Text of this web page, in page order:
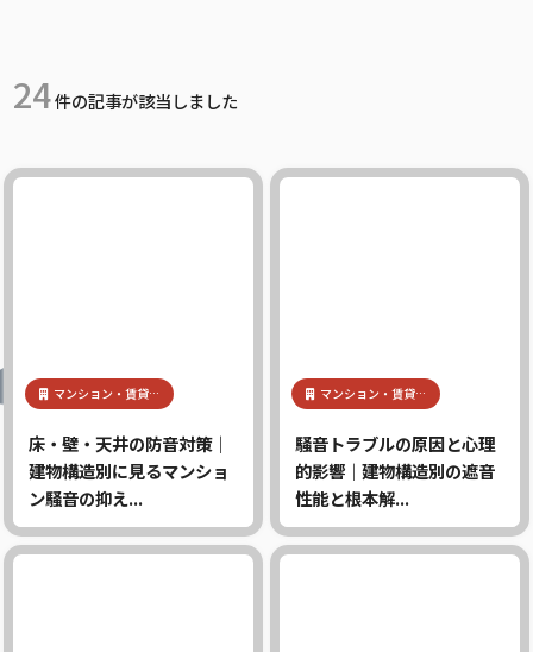
24件の記事が該当しました
マンション・賃貸…
床・壁・天井の防音対策｜
建物構造別に見るマンショ
ン騒音の抑え...
マンション・賃貸…
騒音トラブルの原因と心理
的影響｜建物構造別の遮音
性能と根本解...